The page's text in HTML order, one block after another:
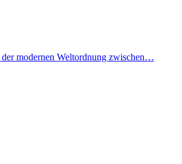
modernen Weltordnung zwischen…